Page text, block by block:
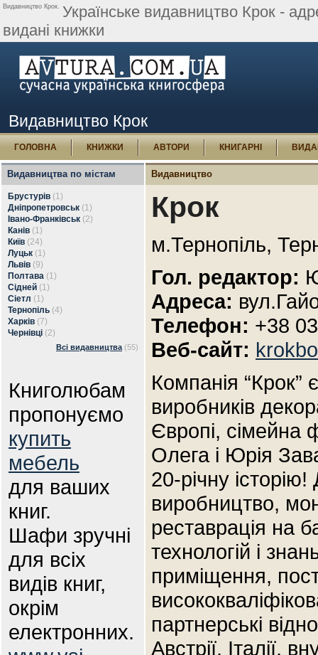
Видавництво Крок. Українське видавництво Крок -
видані книжки
Видавництво Крок
ГОЛОВНА КНИЖКИ АВТОРИ КНИГАРНІ
Видавництва по містам
Брустурів (1)
Дніпропетровськ (1)
Івано-Франківськ (2)
Канів (1)
Київ (24)
Луцьк (1)
Львів (9)
Полтава (1)
Сідней (1)
Сіетл (1)
Тернопіль (4)
Харків (7)
Чернівці (2)
Всі видавництва (55)
Книголюбам
пропонуємо
купить
мебель
для ваших
книг.
Шафи зручні
для всіх
видів книг,
окрім
електронних.
Видавництво
Крок
м.Тернопіль,
Гол. редактор:
Адреса:
Телефон: +38
Веб-сайт:
Компанія “Крок”
виробників
Європі, сімейна
Олега і Юрія
20-річну
виробництво,
реставрація на
технологій і
приміщення,
партнерські
Австрії, Італії,